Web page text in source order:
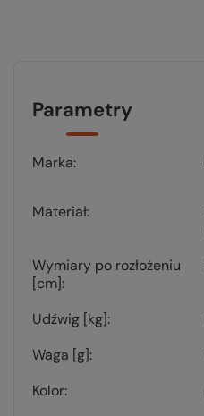
Parametry
Marka
Materiał
Wymiary po rozłożeniu
[cm]
Udźwig [kg]
Waga [g]
Kolor